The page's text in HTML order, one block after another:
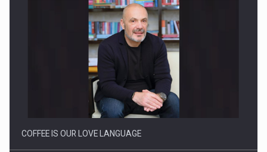
Webinar - Business Evolution-RETHINK STRATEGY-Finantare
Investitii Digitalizare
COFFEE IS OUR LOVE LANGUAGE